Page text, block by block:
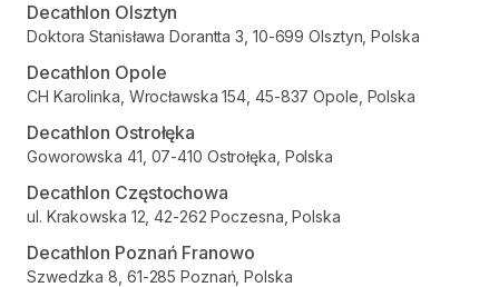
Decathlon Olsztyn
Doktora Stanisława Dorantta 3, 10-699 Olsztyn, Polska
Decathlon Opole
CH Karolinka, Wrocławska 154, 45-837 Opole, Polska
Decathlon Ostrołęka
Goworowska 41, 07-410 Ostrołęka, Polska
Decathlon Częstochowa
ul. Krakowska 12, 42-262 Poczesna, Polska
Decathlon Poznań Franowo
Szwedzka 8, 61-285 Poznań, Polska